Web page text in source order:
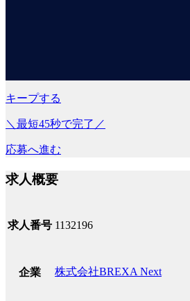
キープする
＼最短45秒で完了／
応募へ進む
求人概要
求人番号 1132196
企業 株式会社BREXA Next